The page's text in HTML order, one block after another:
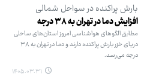
بارش پراکنده در سواحل شمالی
افزایش دما در تهران به ۳۸ درجه
مطابق الگوهای هواشناسی امروز استان‌های ساحلی
دریای خزر بارش پراکنده دارند و دما در تهران به ۳۸
درجه می‌رسد.
۱۴۰۵.۰۳.۳۱